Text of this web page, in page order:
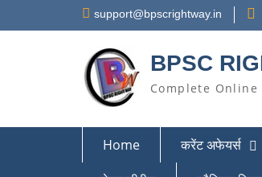
support@bpscrightway.in
BPSC
Complete
Home करेंट अफेयर्स